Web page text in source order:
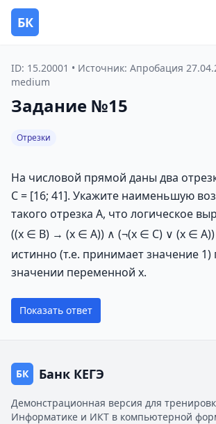
БК
ID: 15.20001 • Источник: Апробация
medium
Задание №15
Отрезки
На числовой прямой даны два
С = [16; 41]. Укажите наименьшую
такого отрезка А, что логическое
((x ∈ B) → (x ∈ A)) ∧ (¬(x ∈ C) ∨ (x ∈ A))
истинно (т.е. принимает значение
значении переменной х.
Показать ответ
БК Банк КЕГЭ
Демонстрационная версия для
Информатике и ИКТ в компьютерной